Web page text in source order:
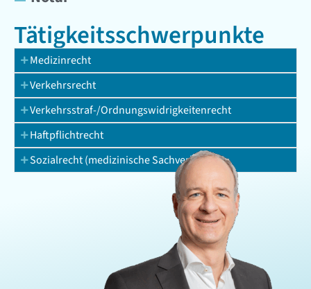
Tätigkeits­schwerpunkte
Medizinrecht
Verkehrsrecht
Verkehrsstraf-/Ordnungswidrigkeitenrecht
Haftpflichtrecht
Sozialrecht (medizinische Sachverhalte)